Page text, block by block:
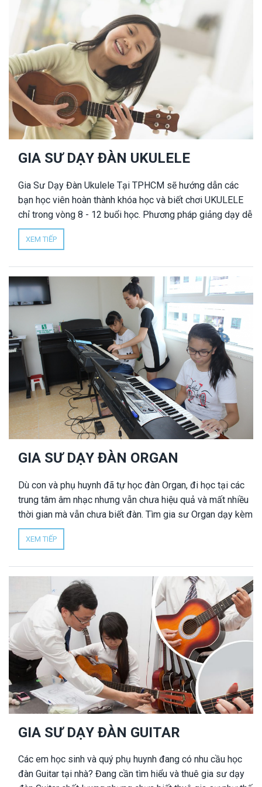
GIA SƯ DẠY ĐÀN UKULELE
Gia Sư Dạy Đàn Ukulele Tại TPHCM sẽ hướng dẫn các
bạn học viên hoàn thành khóa học và biết chơi UKULELE
chỉ trong vòng 8 - 12 buổi học. Phương pháp giảng dạy dễ
hiểu, giáo viên tích cực và tận tâm, hỗ trợ mọi lúc mọi nơi.
XEM TIẾP
GIA SƯ DẠY ĐÀN ORGAN
Dù con và phụ huynh đã tự học đàn Organ, đi học tại các
trung tâm âm nhạc nhưng vẫn chưa hiệu quả và mất nhiều
thời gian mà vẫn chưa biết đàn. Tìm gia sư Organ dạy kèm
tại nhà là giải pháp hiệu quả nhiều học viên đã sử dụng,
bạn có thể tham khảo. Nhân Đức là trung tâm gia sư uy tín
lượng, uy tín.
XEM TIẾP
GIA SƯ DẠY ĐÀN GUITAR
Các em học sinh và quý phụ huynh đang có nhu cầu học
đàn Guitar tại nhà? Đang cần tìm hiểu và thuê gia sư dạy